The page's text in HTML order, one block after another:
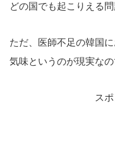
どの国でも起こりえる問
ただ、医師不足の韓国
気味というのが現実なの
ス